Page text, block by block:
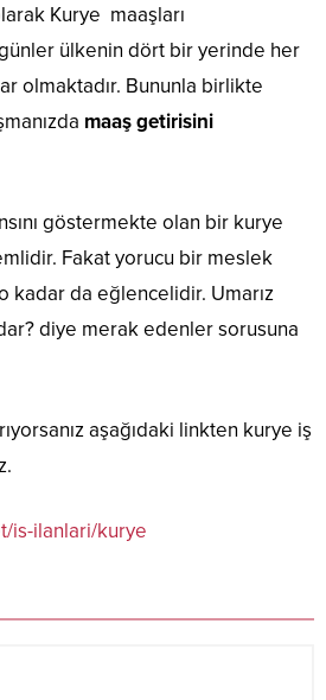
Kurye maaşları
ülkenin dört bir yerinde her
olmaktadır. Bununla birlikte
maaş getirisini
göstermekte olan bir kurye
Fakat yorucu bir meslek
kadar da eğlencelidir. Umarız
diye merak edenler sorusuna
aşağıdaki linkten kurye iş
is-ilanlari/kurye